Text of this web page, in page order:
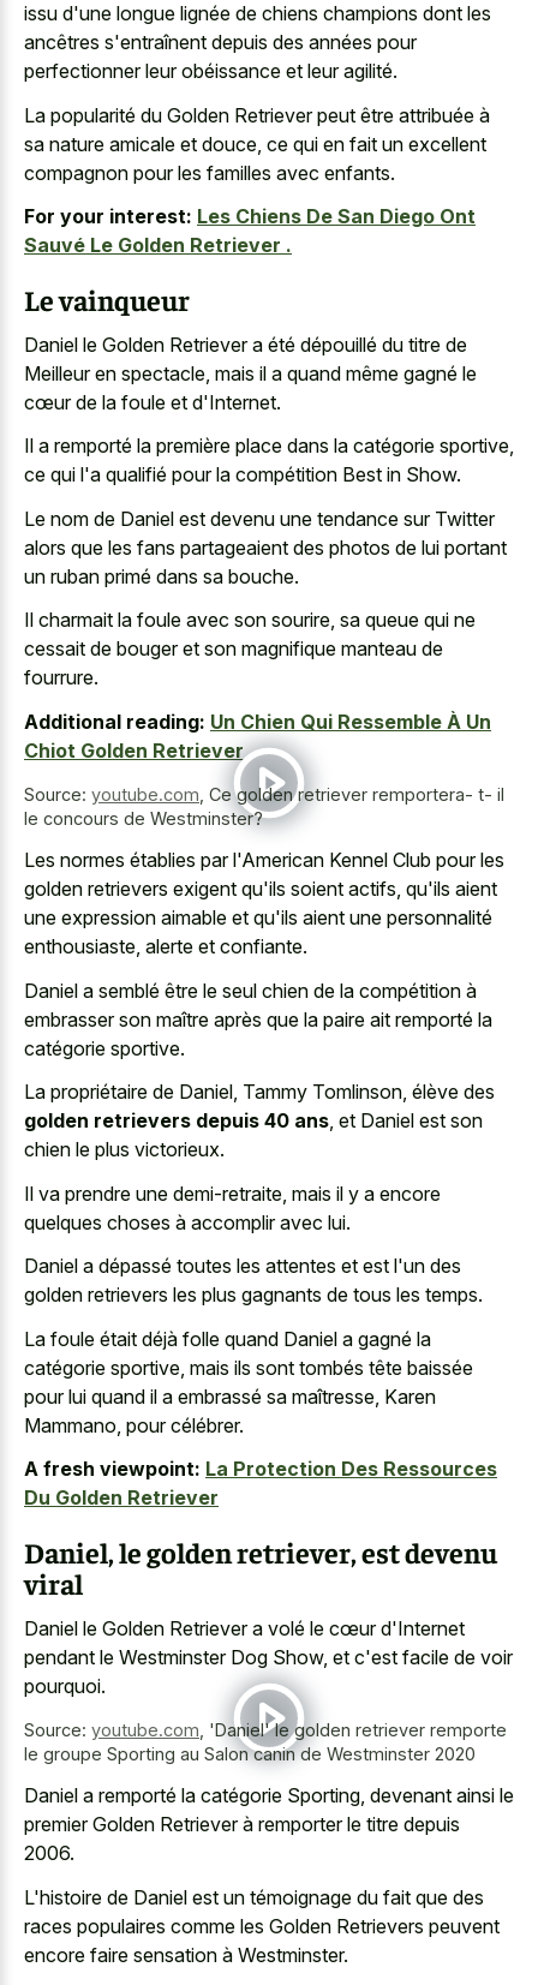
issu d'une longue lignée de chiens champions dont les
ancêtres s'entraînent depuis des années pour
perfectionner leur obéissance et leur agilité.
La popularité du Golden Retriever peut être attribuée à
sa nature amicale et douce, ce qui en fait un excellent
compagnon pour les familles avec enfants.
For your interest: Les Chiens De San Diego Ont
Sauvé Le Golden Retriever .
Le vainqueur
Daniel le Golden Retriever a été dépouillé du titre de
Meilleur en spectacle, mais il a quand même gagné le
cœur de la foule et d'Internet.
Il a remporté la première place dans la catégorie sportive,
ce qui l'a qualifié pour la compétition Best in Show.
Le nom de Daniel est devenu une tendance sur Twitter
alors que les fans partageaient des photos de lui portant
un ruban primé dans sa bouche.
Il charmait la foule avec son sourire, sa queue qui ne
cessait de bouger et son magnifique manteau de
fourrure.
Additional reading: Un Chien Qui Ressemble À Un
Chiot Golden Retriever
Source: youtube.com Ce golden retriever remportera- t- il
le concours de Westminster?
Les normes établies par l'American Kennel Club pour les
golden retrievers exigent qu'ils soient actifs, qu'ils aient
une expression aimable et qu'ils aient une personnalité
enthousiaste, alerte et confiante.
Daniel a semblé être le seul chien de la compétition à
embrasser son maître après que la paire ait remporté la
catégorie sportive.
La propriétaire de Daniel, Tammy Tomlinson, élève des
golden retrievers depuis 40 ans, et Daniel est son
chien le plus victorieux.
Il va prendre une demi-retraite, mais il y a encore
quelques choses à accomplir avec lui.
Daniel a dépassé toutes les attentes et est l'un des
golden retrievers les plus gagnants de tous les temps.
La foule était déjà folle quand Daniel a gagné la
catégorie sportive, mais ils sont tombés tête baissée
pour lui quand il a embrassé sa maîtresse, Karen
Mammano, pour célébrer.
A fresh viewpoint: La Protection Des Ressources
Du Golden Retriever
Daniel, le golden retriever, est devenu
viral
Daniel le Golden Retriever a volé le cœur d'Internet
pendant le Westminster Dog Show, et c'est facile de voir
pourquoi.
Source: youtube.com 'Daniel' le golden retriever remporte
le groupe Sporting au Salon canin de Westminster 2020
Daniel a remporté la catégorie Sporting, devenant ainsi le
premier Golden Retriever à remporter le titre depuis
2006.
L'histoire de Daniel est un témoignage du fait que des
races populaires comme les Golden Retrievers peuvent
encore faire sensation à Westminster.